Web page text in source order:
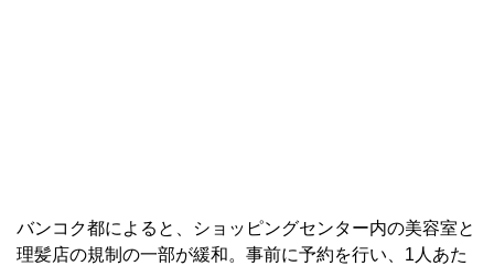
バンコク都によると、ショッピングセンター内の美容室と
理髪店の規制の一部が緩和。事前に予約を行い、1人あた